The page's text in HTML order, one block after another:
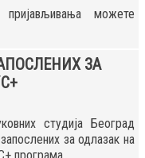
можете
ЗА
студија Београд
за одлазак на